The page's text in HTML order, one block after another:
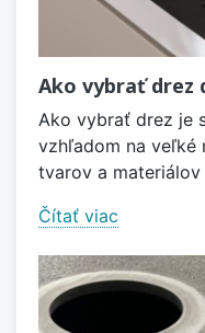
Ako vybrať drez
Ako vybrať drez je
vzhľadom na veľké
tvarov a materiálov
Čítať viac